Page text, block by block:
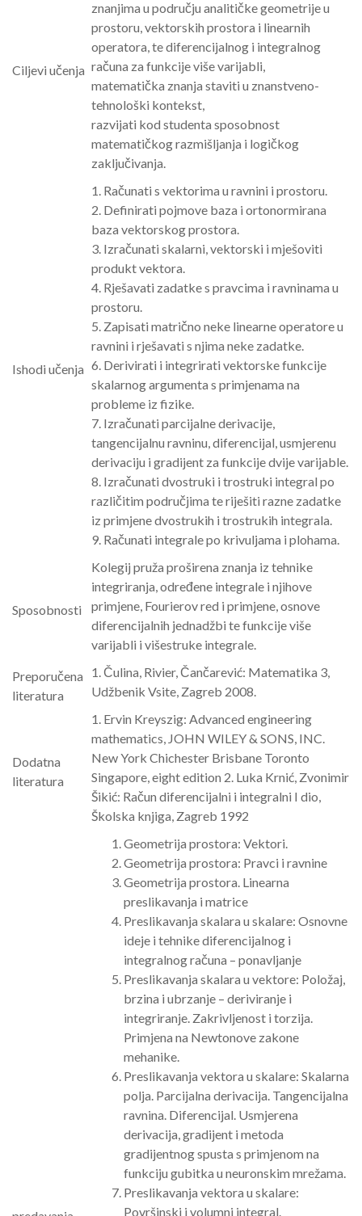
Ciljevi učenja
znanjima u području analitičke geometrije u
prostoru, vektorskih prostora i linearnih
operatora, te diferencijalnog i integralnog
računa za funkcije više varijabli,
matematička znanja staviti u znanstveno-
tehnološki kontekst,
razvijati kod studenta sposobnost
matematičkog razmišljanja i logičkog
zaključivanja.
Ishodi učenja
1. Računati s vektorima u ravnini i prostoru.
2. Definirati pojmove baza i ortonormirana
baza vektorskog prostora.
3. Izračunati skalarni, vektorski i mješoviti
produkt vektora.
4. Rješavati zadatke s pravcima i ravninama u
prostoru.
5. Zapisati matrično neke linearne operatore u
ravnini i rješavati s njima neke zadatke.
6. Derivirati i integrirati vektorske funkcije
skalarnog argumenta s primjenama na
probleme iz fizike.
7. Izračunati parcijalne derivacije,
tangencijalnu ravninu, diferencijal, usmjerenu
derivaciju i gradijent za funkcije dvije varijable.
8. Izračunati dvostruki i trostruki integral po
različitim područjima te riješiti razne zadatke
iz primjene dvostrukih i trostrukih integrala.
9. Računati integrale po krivuljama i plohama.
Sposobnosti
Kolegij pruža proširena znanja iz tehnike
integriranja, određene integrale i njihove
primjene, Fourierov red i primjene, osnove
diferencijalnih jednadžbi te funkcije više
varijabli i višestruke integrale.
Preporučena
literatura
1. Čulina, Rivier, Čančarević: Matematika 3,
Udžbenik Vsite, Zagreb 2008.
Dodatna
literatura
1. Ervin Kreyszig: Advanced engineering
mathematics, JOHN WILEY & SONS, INC.
New York Chichester Brisbane Toronto
Singapore, eight edition 2. Luka Krnić, Zvonimir
Šikić: Račun diferencijalni i integralni I dio,
Školska knjiga, Zagreb 1992
Geometrija prostora: Vektori.
Geometrija prostora: Pravci i ravnine
Geometrija prostora. Linearna
preslikavanja i matrice
Preslikavanja skalara u skalare: Osnovne
ideje i tehnike diferencijalnog i
integralnog računa – ponavljanje
Preslikavanja skalara u vektore: Položaj,
brzina i ubrzanje – deriviranje i
integriranje. Zakrivljenost i torzija.
Primjena na Newtonove zakone
mehanike.
Preslikavanja vektora u skalare: Skalarna
polja. Parcijalna derivacija. Tangencijalna
ravnina. Diferencijal. Usmjerena
derivacija, gradijent i metoda
gradijentnog spusta s primjenom na
funkciju gubitka u neuronskim mrežama.
Preslikavanja vektora u skalare:
Površinski i volumni integral.